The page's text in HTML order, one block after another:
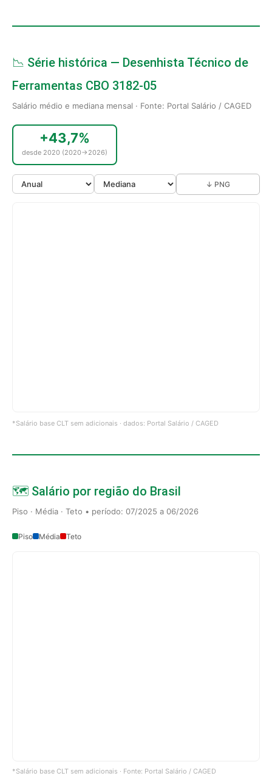
📉 Série histórica — Desenhista Técnico de
Ferramentas CBO 3182-05
Salário médio e mediana mensal · Fonte: Portal Salário / CAGED
+43,7%
desde 2020 (2020→2026)
↓ PNG
*Salário base CLT sem adicionais · dados: Portal Salário / CAGED
🗺️ Salário por região do Brasil
Piso · Média · Teto • período: 07/2025 a 06/2026
Piso Média Teto
*Salário base CLT sem adicionais · Fonte: Portal Salário / CAGED